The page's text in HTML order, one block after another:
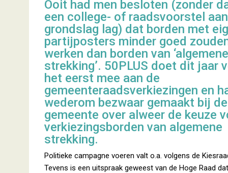
Ooit had men besloten (zonder
een college- of raadsvoorstel
grondslag lag) dat borden met
partijposters minder goed
werken dan borden van ‘algemene
strekking’. 50PLUS doet dit jaar
het eerst mee aan de
gemeenteraadsverkiezingen en
wederom bezwaar gemaakt bij de
gemeente over alweer de keuze
verkiezingsborden van algemene
strekking.
Politieke campagne voeren valt o.a. volgens de
Tevens is een uitspraak geweest van de Hoge Raad